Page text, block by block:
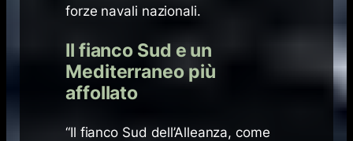
forze navali nazionali.
Il fianco Sud e un
Mediterraneo più
affollato
“Il fianco Sud dell’Alleanza, come